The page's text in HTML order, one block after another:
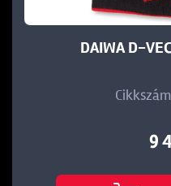
DAIWA D-
9